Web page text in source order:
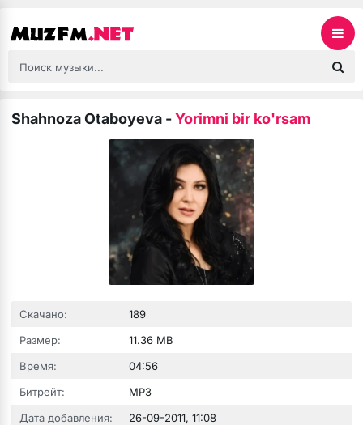
Shahnoza Otaboyeva -Yorimni bir ko'rsam
Скачано:
189
Размер:
11.36 MB
Время:
04:56
Битрейт:
MP3
Дата добавления:
26-09-2011, 11:08